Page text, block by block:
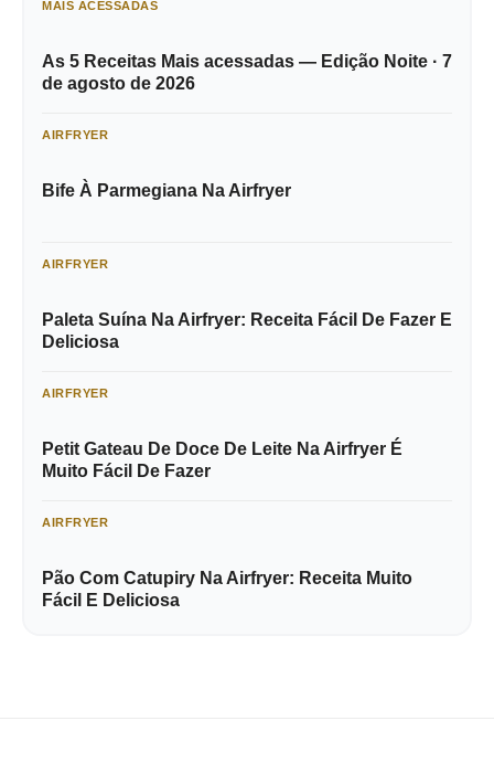
MAIS ACESSADAS
As 5 Receitas Mais acessadas — Edição Noite · 7
de agosto de 2026
AIRFRYER
Bife À Parmegiana Na Airfryer
AIRFRYER
Paleta Suína Na Airfryer: Receita Fácil De Fazer E
Deliciosa
AIRFRYER
Petit Gateau De Doce De Leite Na Airfryer É
Muito Fácil De Fazer
AIRFRYER
Pão Com Catupiry Na Airfryer: Receita Muito
Fácil E Deliciosa